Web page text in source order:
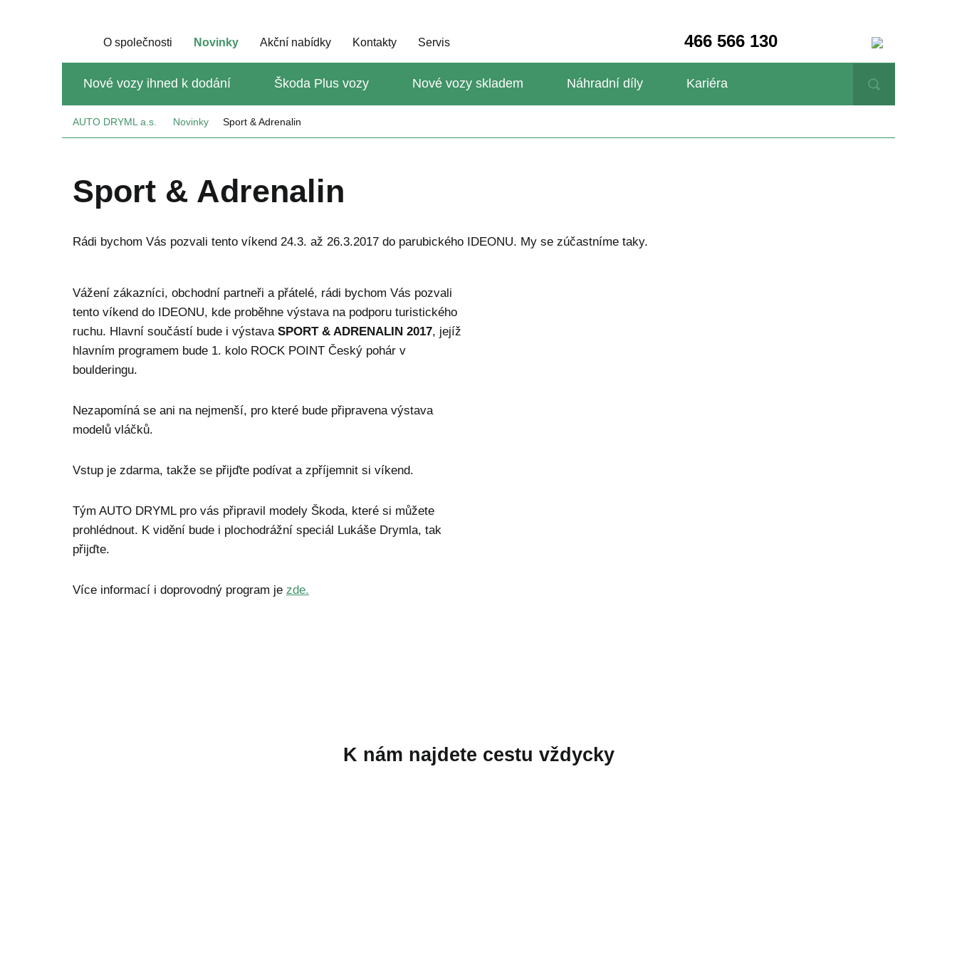
466 566 130
O společnosti Novinky Akční nabídky Kontakty Servis
Nové vozy ihned k dodání Škoda Plus vozy Nové vozy skladem Náhradní díly Kariéra
AUTO DRYML a.s. Novinky Sport & Adrenalin
Sport & Adrenalin
Rádi bychom Vás pozvali tento víkend 24.3. až 26.3.2017 do parubického IDEONU. My se zúčastníme taky.
Vážení zákazníci, obchodní partneři a přátelé, rádi bychom Vás pozvali
tento víkend do IDEONU, kde proběhne výstava na podporu turistického
ruchu. Hlavní součástí bude i výstava SPORT & ADRENALIN 2017, jejíž
hlavním programem bude 1. kolo ROCK POINT Český pohár v
boulderingu.
Nezapomíná se ani na nejmenší, pro které bude připravena výstava
modelů vláčků.
Vstup je zdarma, takže se přijďte podívat a zpříjemnit si víkend.
Tým AUTO DRYML pro vás připravil modely Škoda, které si můžete
prohlédnout. K vidění bude i plochodrážní speciál Lukáše Drymla, tak
přijďte.
Více informací i doprovodný program je zde.
K nám najdete cestu vždycky